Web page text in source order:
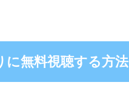
に無料視聴する方法